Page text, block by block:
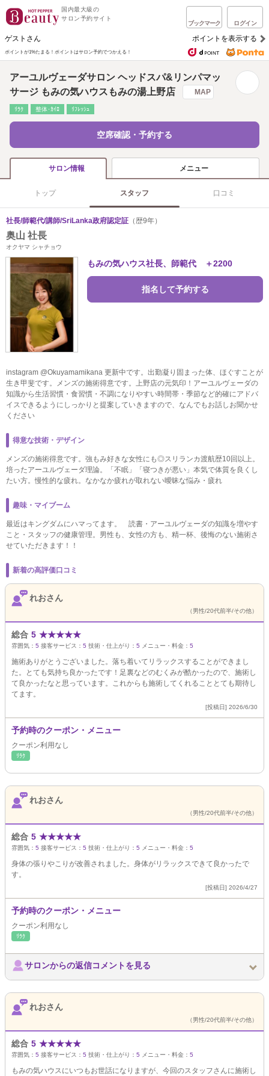
国内最大級の
サロン予約サイト
ブックマーク ログイン
ゲストさん ポイントを表示する
ポイントが1%たまる！ ポイントはサロン予約でつかえる！
アーユルヴェーダサロン ヘッドスパ&リンパマッ
サージ もみの気ハウスもみの湯上野店
MAP
ﾘﾗｸ 整体･ｶｲﾛ ﾘﾌﾚｯｼｭ
空席確認・予約する
サロン情報 メニュー
トップ スタッフ 口コミ
社長/師範代/講師/SriLanka政府認定証 （歴9年）
奥山 社長
オクヤマ シャチョウ
もみの気ハウス社長、師範代 ＋2200
指名して予約する
instagram @Okuyamamikana 更新中です。出勤凝り固まった体、ほぐすことが
生き甲斐です。メンズの施術得意です。上野店の元気印！アーユルヴェーダの
知識から生活習慣・食習慣・不調になりやすい時間帯・季節など的確にアドバ
イスできるようにしっかりと提案していきますので、なんでもお話しお聞かせ
ください
得意な技術・デザイン
メンズの施術得意です。強もみ好きな女性にも◎スリランカ渡航歴10回以上。
培ったアーユルヴェーダ理論。「不眠」「寝つきが悪い」本気で体質を良くし
たい方。慢性的な疲れ。なかなか疲れが取れない曖昧な悩み・疲れ
趣味・マイブーム
最近はキングダムにハマってます。 読書・アーユルヴェーダの知識を増やす
こと・スタッフの健康管理。男性も、女性の方も、精一杯、後悔のない施術さ
せていただきます！！
新着の高評価口コミ
れおさん
（男性/20代前半/その他）
総合 5 ★★★★★
雰囲気： 5 接客サービス： 5 技術・仕上がり： 5 メニュー・料金： 5
施術ありがとうございました。落ち着いてリラックスすることができまし
た。とても気持ち良かったです！足裏などのむくみが酷かったので、施術し
て良かったなと思っています。これからも施術してくれることとても期待し
てます。
[投稿日] 2026/6/30
予約時のクーポン・メニュー
クーポン利用なし
ﾘﾗｸ
れおさん
（男性/20代前半/その他）
総合 5 ★★★★★
雰囲気： 5 接客サービス： 5 技術・仕上がり： 5 メニュー・料金： 5
身体の張りやこりが改善されました。身体がリラックスできて良かったで
す。
[投稿日] 2026/4/27
予約時のクーポン・メニュー
クーポン利用なし
ﾘﾗｸ
サロンからの返信コメントを見る
れおさん
（男性/20代前半/その他）
総合 5 ★★★★★
雰囲気： 5 接客サービス： 5 技術・仕上がり： 5 メニュー・料金： 5
もみの気ハウスにいつもお世話になりますが、今回のスタッフさんに施術し